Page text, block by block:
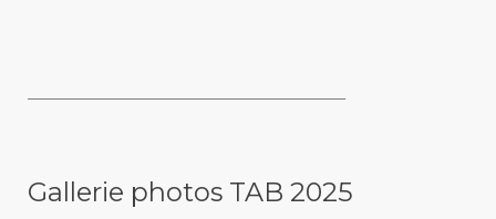
Gallerie photos TAB 2025